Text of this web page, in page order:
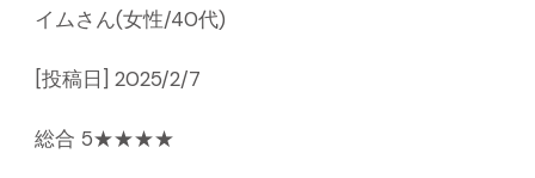
イムさん(女性/40代)
[投稿日] 2025/2/7
総合 5★★★★